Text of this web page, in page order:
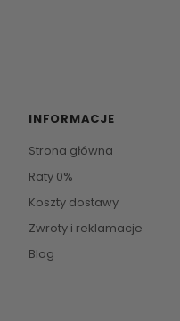
INFORMACJE
Strona główna
Raty 0%
Koszty dostawy
Zwroty i reklamacje
Blog